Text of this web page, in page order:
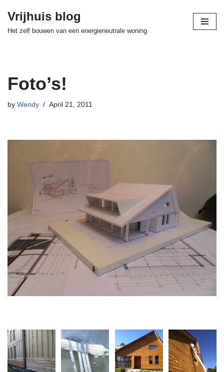
Skip
Vrijhuis blog
Het zelf bouwen van een energieneutrale woning
Foto’s!
by Wendy April 21, 2011